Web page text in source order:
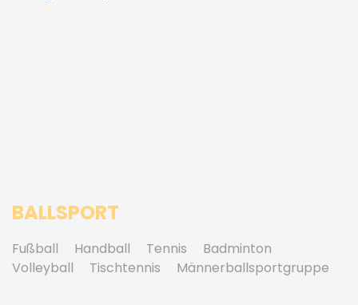
BALLSPORT
Fußball Handball Tennis
Badminton
Volleyball
Tischtennis Männerballsportgruppe